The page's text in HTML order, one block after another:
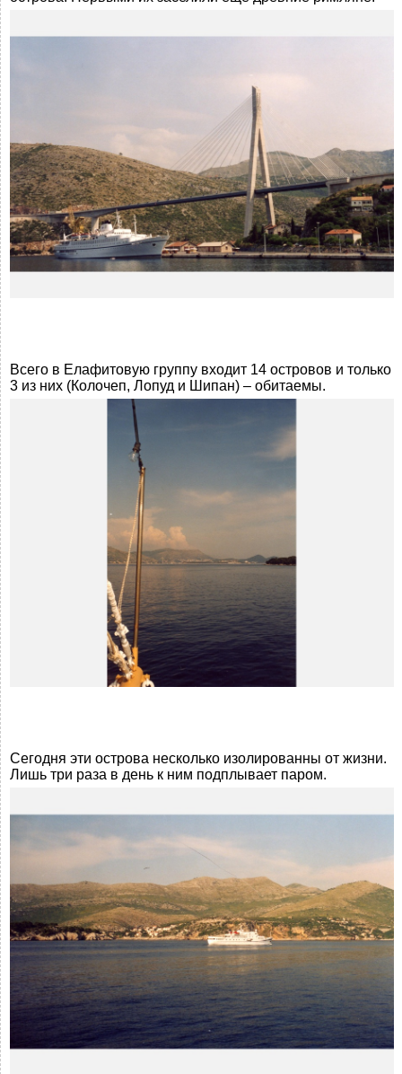
Всего в Елафитовую группу входит 14 островов и только
3 из них (Колочеп, Лопуд и Шипан) – обитаемы.
Сегодня эти острова несколько изолированны от жизни.
Лишь три раза в день к ним подплывает паром.